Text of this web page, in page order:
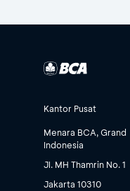
Kantor Pusat
Menara BCA, Grand
Indonesia
Jl. MH Thamrin No. 1
Jakarta 10310